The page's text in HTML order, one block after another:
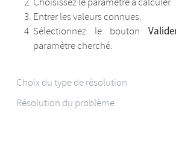
Entrer les valeurs connues.
Sélectionnez le bouton
paramètre cherché.
Choix du type de résolution
Résolution du problème